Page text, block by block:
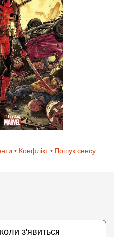
• Конфлікт • Пошук сенсу
з'явиться